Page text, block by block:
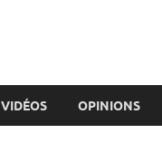
VIDÉOS OPINIONS